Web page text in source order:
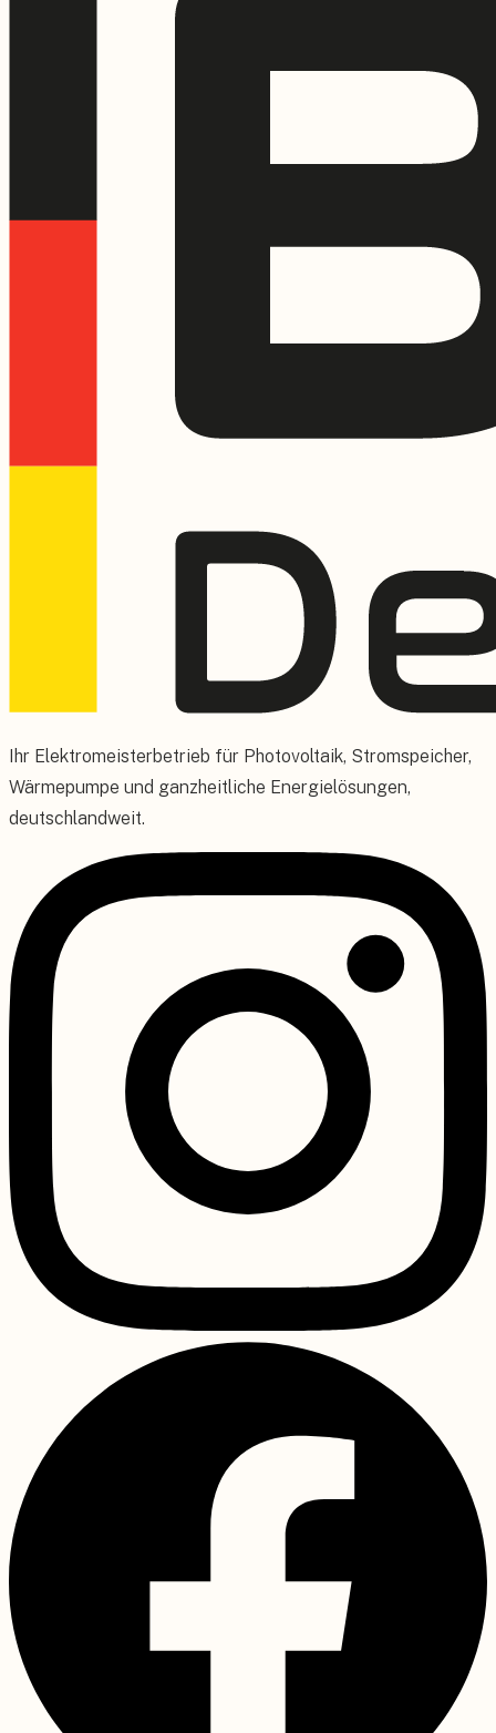
Ihr Elektromeisterbetrieb für Photovoltaik, Stromspeicher,
Wärmepumpe und ganzheitliche Energielösungen,
deutschlandweit.